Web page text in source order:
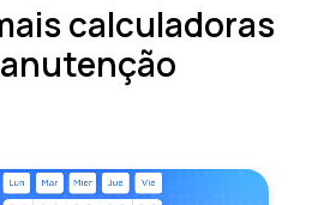
calculadoras